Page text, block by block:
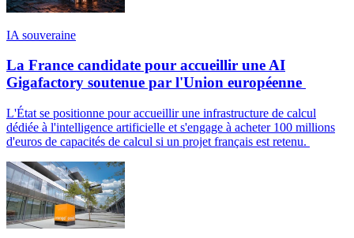
IA souveraine
La France candidate pour accueillir une AI
Gigafactory soutenue par l'Union européenne
L'État se positionne pour accueillir une infrastructure de calcul
dédiée à l'intelligence artificielle et s'engage à acheter 100 millions
d'euros de capacités de calcul si un projet français est retenu.